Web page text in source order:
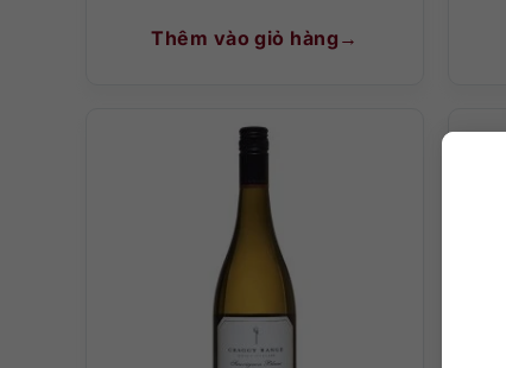
Thêm vào giỏ hàng